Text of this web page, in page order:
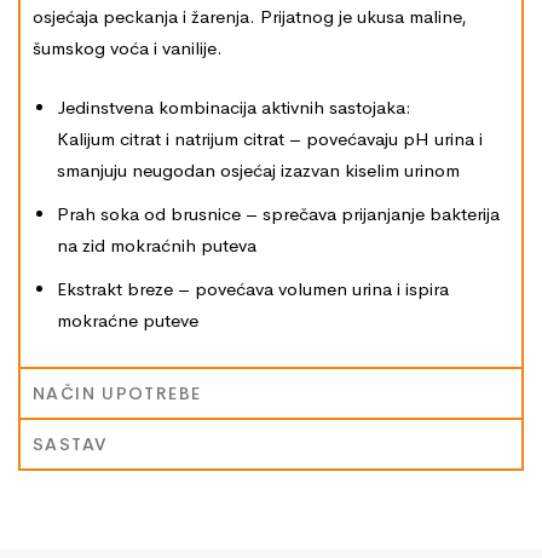
osjećaja peckanja i žarenja. Prijatnog je ukusa maline,
šumskog voća i vanilije.
Jedinstvena kombinacija aktivnih sastojaka:
Kalijum citrat i natrijum citrat – povećavaju pH urina i
smanjuju neugodan osjećaj izazvan kiselim urinom
Prah soka od brusnice – sprečava prijanjanje bakterija
na zid mokraćnih puteva
Ekstrakt breze – povećava volumen urina i ispira
mokraćne puteve
NAČIN UPOTREBE
SASTAV